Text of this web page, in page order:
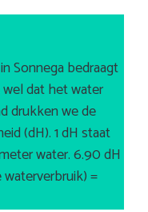
Sonnega bedraagt
dat het water
drukken we de
(dH). 1 dH staat
water. 6.90 dH
waterverbruik) =